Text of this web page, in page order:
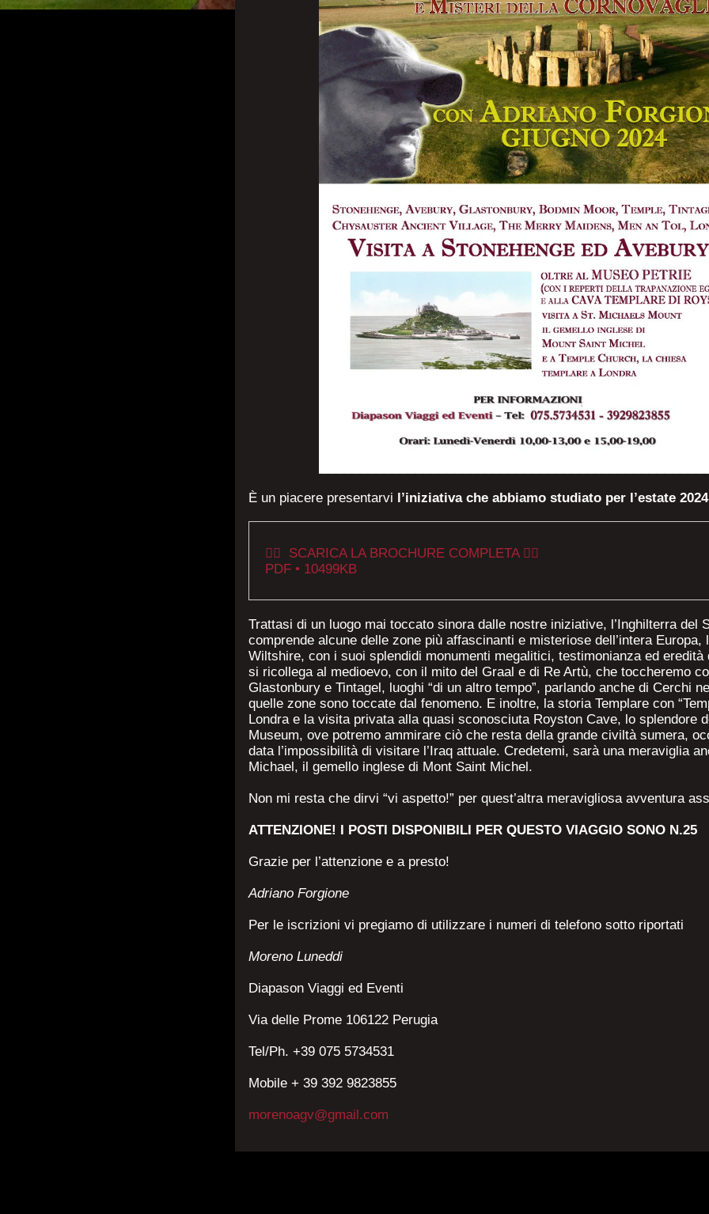
È un piacere presentarvi l’iniziativa che abbiamo studiato per l’estate 2024
👉🏼 SCARICA LA BROCHURE COMPLETA 👈🏻
PDF • 10499KB
Trattasi di un luogo mai toccato sinora dalle nostre iniziative, l’Inghilterra del
comprende alcune delle zone più affascinanti e misteriose dell’intera Europa,
Wiltshire, con i suoi splendidi monumenti megalitici, testimonianza ed eredità
si ricollega al medioevo, con il mito del Graal e di Re Artù, che toccheremo
Glastonbury e Tintagel, luoghi “di un altro tempo”, parlando anche di Cerchi
quelle zone sono toccate dal fenomeno. E inoltre, la storia Templare con
Londra e la visita privata alla quasi sconosciuta Royston Cave, lo splendore
Museum, ove potremo ammirare ciò che resta della grande civiltà sumera,
data l’impossibilità di visitare l’Iraq attuale. Credetemi, sarà una meraviglia
Michael, il gemello inglese di Mont Saint Michel.
Non mi resta che dirvi “vi aspetto!” per quest’altra meravigliosa avventura
ATTENZIONE! I POSTI DISPONIBILI PER QUESTO VIAGGIO SONO N.25
Grazie per l’attenzione e a presto!
Adriano Forgione
Per le iscrizioni vi pregiamo di utilizzare i numeri di telefono sotto riportati
Moreno Luneddi
Diapason Viaggi ed Eventi
Via delle Prome 106122 Perugia
Tel/Ph. +39 075 5734531
Mobile + 39 392 9823855
morenoagv@gmail.com